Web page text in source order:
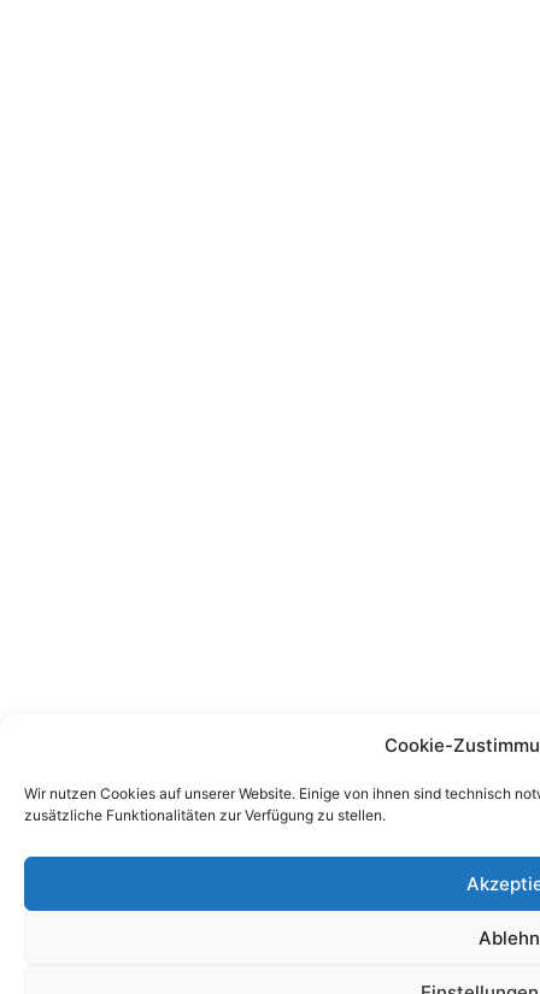
Cookie-
Wir nutzen Cookies auf unserer Website. Einige von ihnen sind technisch
zusätzliche Funktionalitäten zur Verfügung zu stellen.